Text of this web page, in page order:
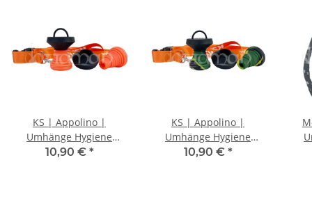
KS | Appolino |
Umhänge Hygiene
Mundstück | Orange
10,90 € *
KS | Appolino |
Umhänge Hygiene
Mundstück |
10,90 € *